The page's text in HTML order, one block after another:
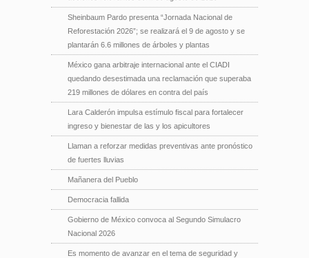
Sheinbaum Pardo presenta “Jornada Nacional de
Reforestación 2026”; se realizará el 9 de agosto y se
plantarán 6.6 millones de árboles y plantas
México gana arbitraje internacional ante el CIADI
quedando desestimada una reclamación que superaba
219 millones de dólares en contra del país
Lara Calderón impulsa estímulo fiscal para fortalecer
ingreso y bienestar de las y los apicultores
Llaman a reforzar medidas preventivas ante pronóstico
de fuertes lluvias
Mañanera del Pueblo
Democracia fallida
Gobierno de México convoca al Segundo Simulacro
Nacional 2026
Es momento de avanzar en el tema de seguridad y